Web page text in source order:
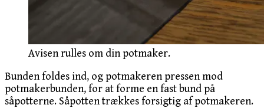
Avisen rulles om din potmaker.
Bunden foldes ind, og potmakeren pressen mod
potmakerbunden, for at forme en fast bund på
såpotterne. Såpotten trækkes forsigtig af potmakeren.